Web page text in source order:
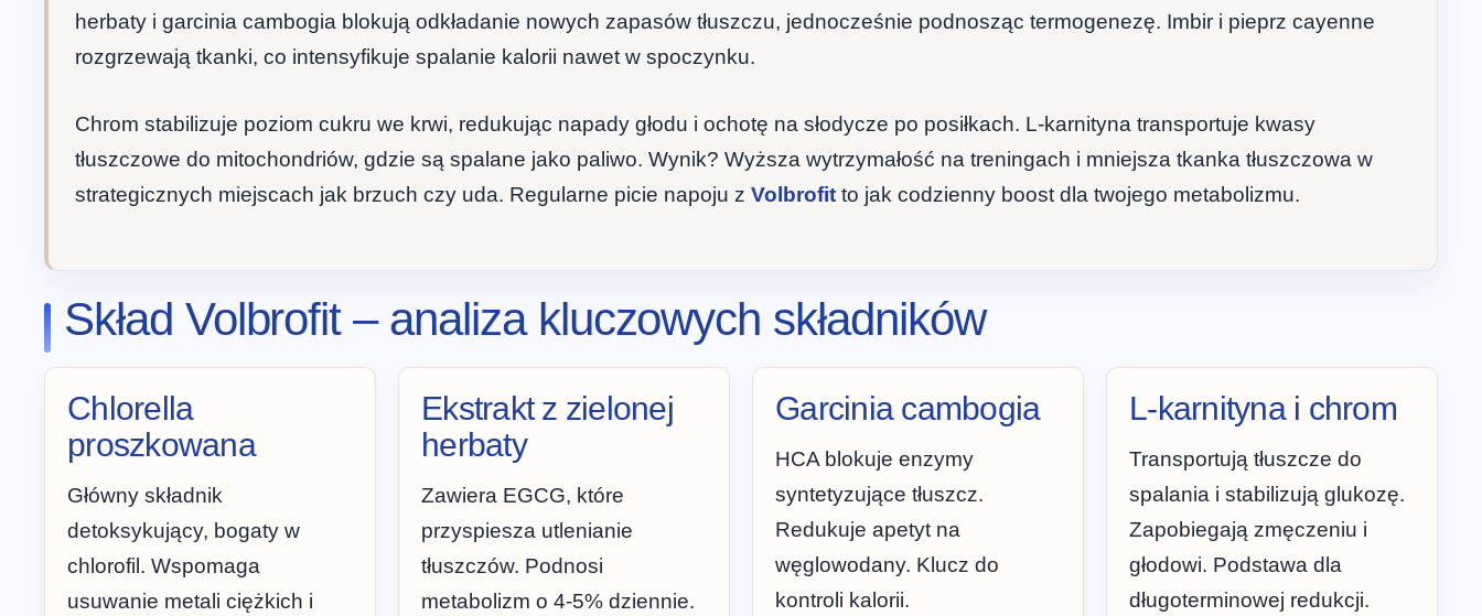
herbaty i garcinia cambogia blokują odkładanie nowych zapasów tłuszczu, jednocześnie podnosząc termogenezę. Imbir i pieprz cayenne
rozgrzewają tkanki, co intensyfikuje spalanie kalorii nawet w spoczynku.
Chrom stabilizuje poziom cukru we krwi, redukując napady głodu i ochotę na słodycze po posiłkach. L-karnityna transportuje kwasy
tłuszczowe do mitochondriów, gdzie są spalane jako paliwo. Wynik? Wyższa wytrzymałość na treningach i mniejsza tkanka tłuszczowa w
strategicznych miejscach jak brzuch czy uda. Regularne picie napoju z Volbrofit to jak codzienny boost dla twojego metabolizmu.
Skład Volbrofit – analiza kluczowych składników
Chlorella
proszkowana
Główny składnik
detoksykujący, bogaty w
chlorofil. Wspomaga
usuwanie metali ciężkich i
Ekstrakt z zielonej
herbaty
Zawiera EGCG, które
przyspiesza utlenianie
tłuszczów. Podnosi
metabolizm o 4-5% dziennie.
Garcinia cambogia
HCA blokuje enzymy
syntetyzujące tłuszcz.
Redukuje apetyt na
węglowodany. Klucz do
kontroli kalorii.
L-karnityna i chrom
Transportują tłuszcze do
spalania i stabilizują glukozę.
Zapobiegają zmęczeniu i
głodowi. Podstawa dla
długoterminowej redukcji.